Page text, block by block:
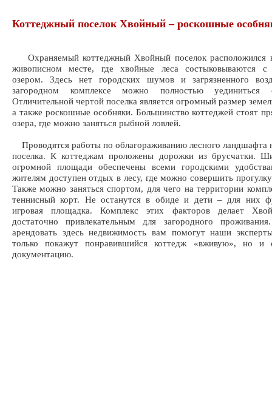
Коттеджный поселок Хвойный – роскошные
Охраняемый коттеджный Хвойный поселок расположился
живописном месте, где хвойные леса состыковываются с
озером. Здесь нет городских шумов и загрязненного
загородном комплексе можно полностью уединиться
Отличительной чертой поселка является огромный размер
а также роскошные особняки. Большинство коттеджей стоят
озера, где можно заняться рыбной ловлей.
Проводятся работы по облагораживанию лесного ландшафта
поселка. К коттеджам проложены дорожки из брусчатки.
огромной площади обеспечены всеми городскими
жителям доступен отдых в лесу, где можно совершить
Также можно заняться спортом, для чего на территории
теннисный корт. Не останутся в обиде и дети – для них
игровая площадка. Комплекс этих факторов делает
достаточно привлекательным для загородного
арендовать здесь недвижимость вам помогут наши
только покажут понравившийся коттедж «вживую», но и
документацию.